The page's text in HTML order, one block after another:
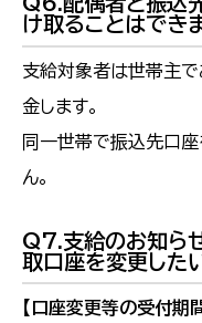
け取ることはでき
支給対象者は世帯主で
金します。
同一世帯で振込先口
ん。
Q7.支給のお知ら
取口座を変更した
【口座変更等の受付期